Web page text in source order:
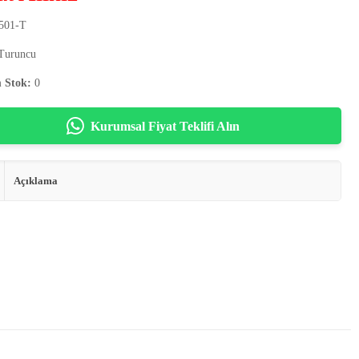
T
Stok: 0
Kurumsal Fiyat Teklifi Alın
Açıklama